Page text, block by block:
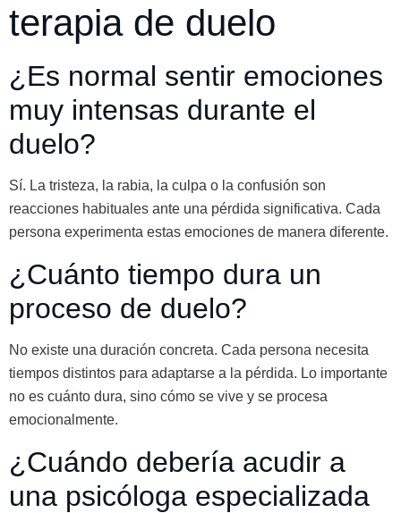
terapia de duelo
¿Es normal sentir emociones
muy intensas durante el
duelo?
Sí. La tristeza, la rabia, la culpa o la confusión son
reacciones habituales ante una pérdida significativa. Cada
persona experimenta estas emociones de manera diferente.
¿Cuánto tiempo dura un
proceso de duelo?
No existe una duración concreta. Cada persona necesita
tiempos distintos para adaptarse a la pérdida. Lo importante
no es cuánto dura, sino cómo se vive y se procesa
emocionalmente.
¿Cuándo debería acudir a
una psicóloga especializada